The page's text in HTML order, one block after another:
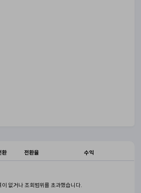
환 전환율 수익
이 없거나 조회범위를 초과했습니다.